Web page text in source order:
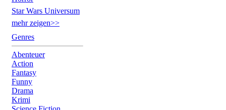
Star Wars Universum
mehr zeigen>>
Genres
Abenteuer
Action
Fantasy
Funny
Drama
Krimi